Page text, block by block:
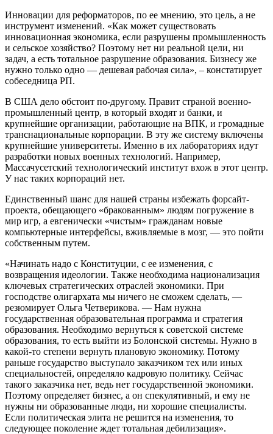
Инновации для реформаторов, по ее мнению, это цель, а не
инструмент изменений. «Как может существовать
инновационная экономика, если разрушены промышленность
и сельское хозяйство? Поэтому нет ни реальной цели, ни
задач, а есть тотальное разрушение образования. Бизнесу же
нужно только одно — дешевая рабочая сила», – констатирует
собеседница РП.
В США дело обстоит по-другому. Правит страной военно-
промышленный центр, в который входят и банки, и
крупнейшие организации, работающие на ВПК, и громадные
транснациональные корпорации. В эту же систему включены
крупнейшие университеты. Именно в их лабораториях идут
разработки новых военных технологий. Например,
Массачусетский технологический институт вхож в этот центр.
У нас таких корпораций нет.
Единственный шанс для нашей страны избежать форсайт-
проекта, обещающего «бракованным» людям погружение в
мир игр, а евгенически «чистым» гражданам новые
компьютерные интерфейсы, вживляемые в мозг, — это пойти
собственным путем.
«Начинать надо с Конституции, с ее изменения, с
возвращения идеологии. Также необходима национализация
ключевых стратегических отраслей экономики. При
господстве олигархата мы ничего не сможем сделать, —
резюмирует Ольга Четверикова. — Нам нужна
государственная образовательная программа и стратегия
образования. Необходимо вернуться к советской системе
образования, то есть выйти из Болонской системы. Нужно в
какой-то степени вернуть плановую экономику. Потому
раньше государство выступало заказчиком тех или иных
специальностей, определяло кадровую политику. Сейчас
такого заказчика нет, ведь нет государственной экономики.
Поэтому определяет бизнес, а он спекулятивный, и ему не
нужны ни образованные люди, ни хорошие специалисты.
Если политическая элита не решится на изменения, то
следующее поколение ждет тотальная дебилизация».